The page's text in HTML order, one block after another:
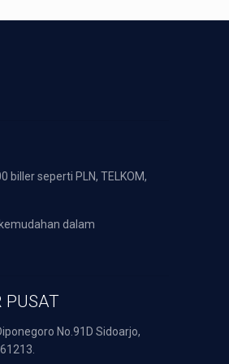
seperti PLN, TELKOM,
dalam
PUSAT
No.91D Sidoarjo,